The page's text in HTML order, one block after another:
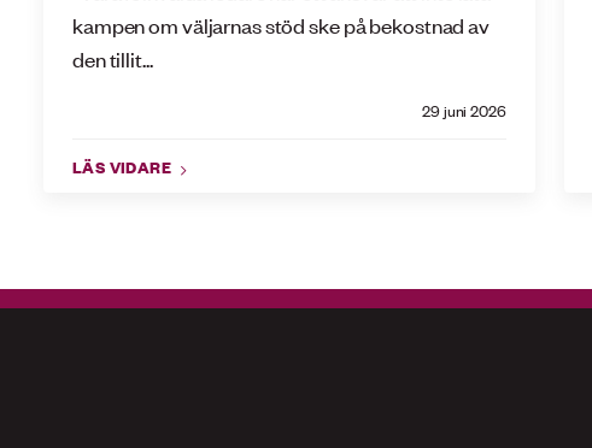
29 juni 2026
kampen om väljarnas stöd ske på bekostnad av
den tillit...
LÄS VIDARE